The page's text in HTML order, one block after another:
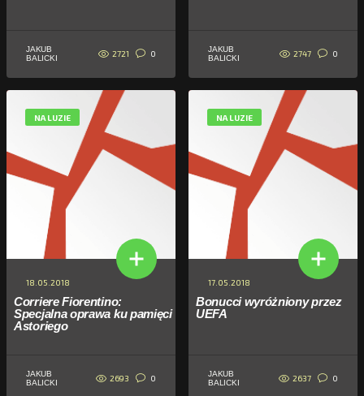
JAKUB
BALICKI
2721 0
JAKUB
BALICKI
2747 0
NA LUZIE
18.05.2018
Corriere Fiorentino:
Specjalna oprawa ku pamięci
Astoriego
JAKUB
BALICKI
2693 0
NA LUZIE
17.05.2018
Bonucci wyróżniony przez
UEFA
JAKUB
BALICKI
2637 0